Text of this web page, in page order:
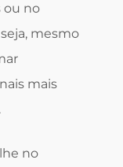
ou no
mesmo
mais
no